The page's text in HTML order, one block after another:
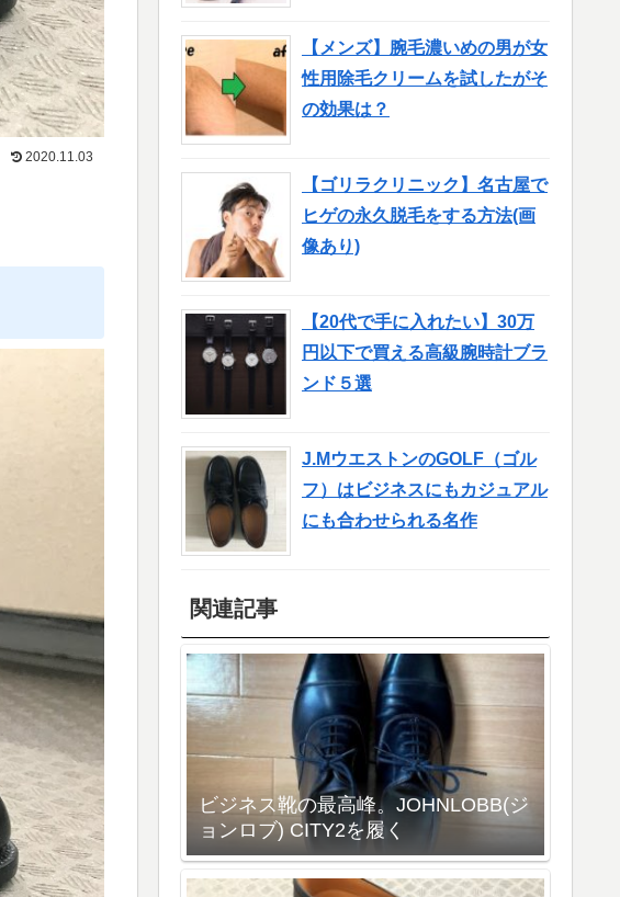
2020.11.03
【メンズ】腕毛濃いめの男が女
性用除毛クリームを試したがそ
の効果は？
【ゴリラクリニック】名古屋で
ヒゲの永久脱毛をする方法(画
像あり)
【20代で手に入れたい】30万
円以下で買える高級腕時計ブラ
ンド５選
J.MウエストンのGOLF（ゴル
フ）はビジネスにもカジュアル
にも合わせられる名作
関連記事
ビジネス靴の最高峰。JOHNLOBB(ジ
ョンロブ) CITY2を履く